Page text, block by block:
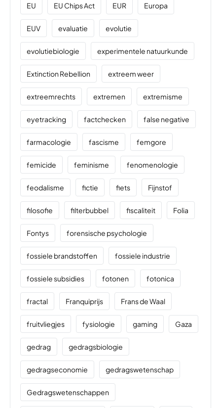
EU EU Chips Act EUR Europa
EUV evaluatie evolutie
evolutiebiologie experimentele natuurkunde
Extinction Rebellion extreem weer
extreemrechts extremen extremisme
eyetracking factchecken false negative
farmacologie fascisme femgore
femicide feminisme fenomenologie
feodalisme fictie fiets Fijnstof
filosofie filterbubbel fiscaliteit Folia
Fontys forensische psychologie
fossiele brandstoffen fossiele industrie
fossiele subsidies fotonen fotonica
fractal Franquiprijs Frans de Waal
fruitvliegjes fysiologie gaming Gaza
gedrag gedragsbiologie
gedragseconomie gedragswetenschap
Gedragswetenschappen